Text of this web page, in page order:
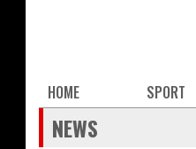
Main
navigation
HOME SPORT
NEWS